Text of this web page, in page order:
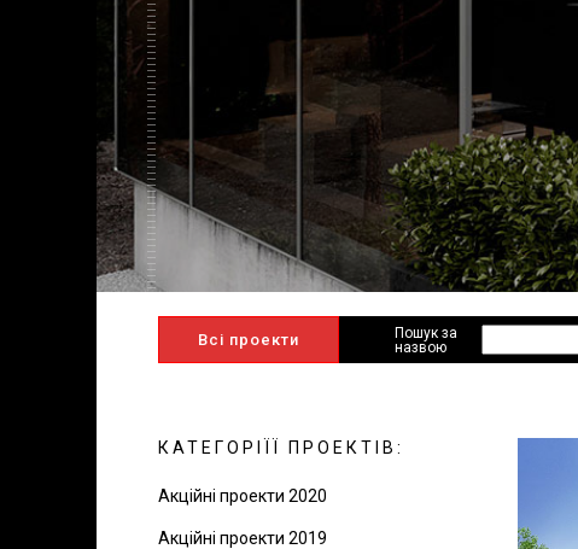
Всі проекти
Пошук за
назвою
КАТЕГОРІЇЇ ПРОЕКТІВ:
Акційні проекти 2020
Акційні проекти 2019